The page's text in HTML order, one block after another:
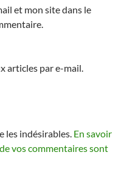
et mon site dans le
articles par e-mail.
les indésirables. En savoir
vos commentaires sont